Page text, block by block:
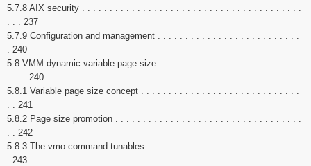
5.7.8 AIX security . . . . . . . . . . . . . . . . . . . . . . . . . . . . . . . . . . . . . . . .
. . . 237
5.7.9 Configuration and management . . . . . . . . . . . . . . . . . . . . . . . . . .
. 240
5.8 VMM dynamic variable page size . . . . . . . . . . . . . . . . . . . . . . . . . .
. . . . 240
5.8.1 Variable page size concept . . . . . . . . . . . . . . . . . . . . . . . . . . . . .
. . 241
5.8.2 Page size promotion . . . . . . . . . . . . . . . . . . . . . . . . . . . . . . . . . .
. . 242
5.8.3 The vmo command tunables. . . . . . . . . . . . . . . . . . . . . . . . . . . . .
. 243